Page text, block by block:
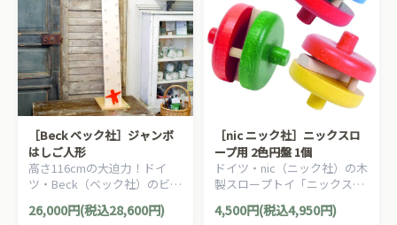
［Beck ベック社］ジャンボ
はしご人形
高さ116cmの大迫力！ドイ
ツ・Beck（ベック社）のビッ
グサイズの人気の木製落ちも
のおもちゃ「ジャンボはしご
26,000円(税込28,600円)
［nic ニック社］ニックスロ
ープ用 2色円盤 1個
ドイツ・nic（ニック社）の木
製スロープトイ「ニックスロ
ープ」用の追加パーツ。スロ
ープ遊びを華やかにするカラ
4,500円(税込4,950円)